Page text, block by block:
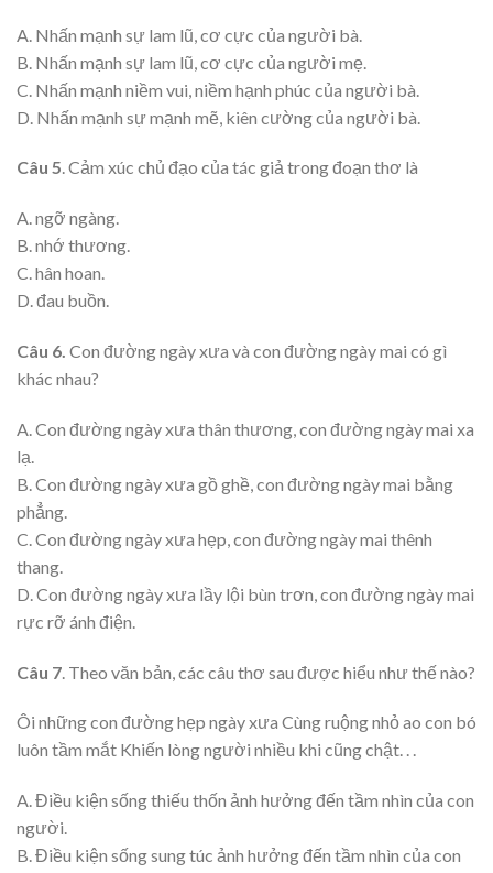
A. Nhấn mạnh sự lam lũ, cơ cực của người bà.
B. Nhấn mạnh sự lam lũ, cơ cực của người mẹ.
C. Nhấn mạnh niềm vui, niềm hạnh phúc của người bà.
D. Nhấn mạnh sự mạnh mẽ, kiên cường của người bà.
Câu 5. Cảm xúc chủ đạo của tác giả trong đoạn thơ là
A. ngỡ ngàng.
B. nhớ thương.
C. hân hoan.
D. đau buồn.
Câu 6. Con đường ngày xưa và con đường ngày mai có gì
khác nhau?
A. Con đường ngày xưa thân thương, con đường ngày mai xa
lạ.
B. Con đường ngày xưa gồ ghề, con đường ngày mai bằng
phẳng.
C. Con đường ngày xưa hẹp, con đường ngày mai thênh
thang.
D. Con đường ngày xưa lầy lội bùn trơn, con đường ngày mai
rực rỡ ánh điện.
Câu 7 . Theo văn bản, các câu thơ sau được hiểu như thế nào?
Ôi những con đường hẹp ngày xưa Cùng ruộng nhỏ ao con bó
luôn tầm mắt Khiến lòng người nhiều khi cũng chật. . .
A. Điều kiện sống thiếu thốn ảnh hưởng đến tầm nhìn của con
người.
B. Điều kiện sống sung túc ảnh hưởng đến tầm nhìn của con